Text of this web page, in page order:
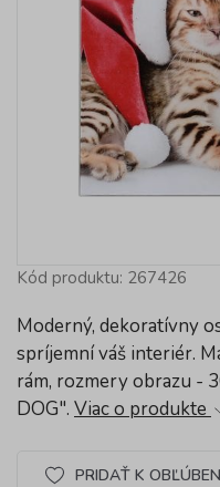
Kód produktu: 267426
Moderný, dekoratívny
spríjemní váš interiér.
rám, rozmery obrazu -
DOG". Viac o produkte
PRIDAŤ K